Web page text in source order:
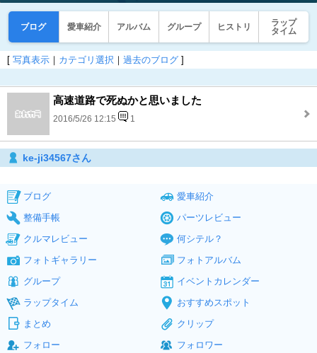
ブログ 愛車紹介 アルバム グループ ヒストリ
ラップ
タイム
[ 写真表示 ｜ カテゴリ選択 ｜ 過去のブログ ]
高速道路で死ぬかと思いました
2016/5/26 12:15 1
ke-ji34567さん
ブログ
愛車紹介
整備手帳
パーツレビュー
クルマレビュー
何シテル？
フォトギャラリー
フォトアルバム
グループ
イベントカレンダー
ラップタイム
おすすめスポット
まとめ
クリップ
フォロー
フォロワー